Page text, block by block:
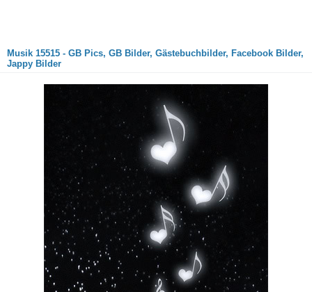
Musik 15515 - GB Pics, GB Bilder, Gästebuchbilder, Facebook Bilder,
Jappy Bilder